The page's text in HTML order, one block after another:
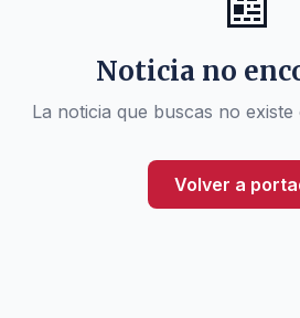
Noticia no
La noticia que buscas no existe
Volver a